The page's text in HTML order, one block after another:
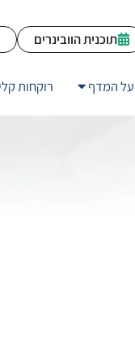
תוכנית הוובינרים
המדף רוקחות